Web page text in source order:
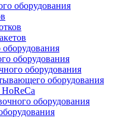
оборудования
оборудования
оборудования
оборудования
оборудования